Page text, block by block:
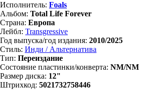
Исполнитель: Foals
Альбом: Total Life Forever
Страна: Европа
Лейбл: Transgressive
Год выпуска/год издания: 2010/2025
Стиль: Инди / Альтернатива
Тип: Переиздание
Состояние пластинки/конверта: NM/NM
Размер диска: 12"
Штрихкод: 5021732758446